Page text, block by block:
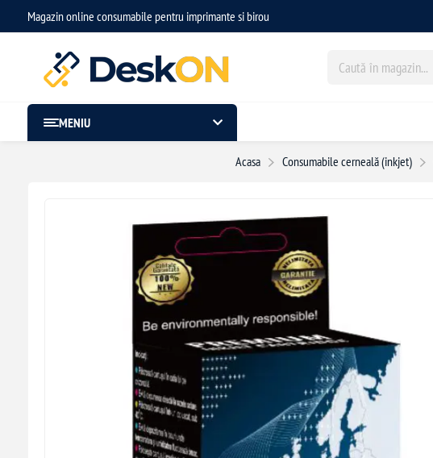
Magazin online consumabile pentru imprimante si birou
MENIU
Acasa Consumabile cerneală (inkjet)